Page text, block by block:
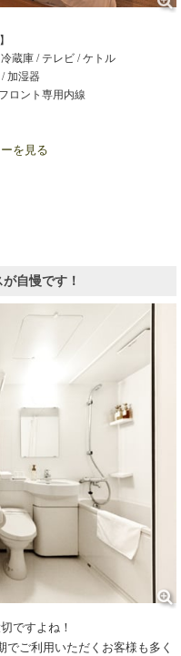
蔵庫 / テレビ / ケトル
加湿器
ロント専用内線
を見る
自慢です！
ですよね！
ご利用いただくお客様も多く